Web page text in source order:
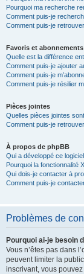
Pourquoi ma recherche
Comment puis-je
Comment puis-je
Favoris et abonnements
Quelle est la différence
Comment puis-je ajouter
Comment puis-je
Comment puis-je résilier
Pièces jointes
Quelles pièces jointes
Comment puis-je
À propos de phpBB
Qui a développé ce
Pourquoi la fonctionnalité
Qui dois-je contacter à
Comment puis-je
Problèmes de
Pourquoi ai-je besoin
Vous n’êtes pas dans
peuvent limiter la
inscrivant, vous